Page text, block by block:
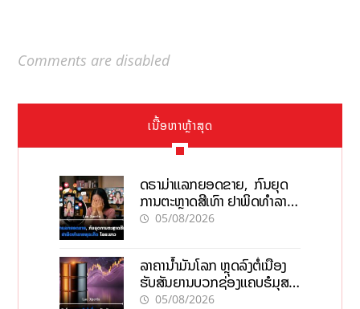
Comments are disabled
ເນື້ອຫາຫຼ້າສຸດ
ດຣາມ່າແລກຍອດຂາຍ, ກົນຍຸດ
ການຕະຫຼາດສີເທົາ ຢາພິດທຳລາຍ
ທຸລະກິດ ໄລຍະຍາວ
05/08/2026
ລາຄານ້ຳມັນໂລກ ຫຼຸດລົງຕໍ່ເນື່ອງ
ຮັບສັນຍານບວກຊ່ອງແຄບຮໍມຸສ
ຈັບຕາລາຄາໃນລາວ
05/08/2026